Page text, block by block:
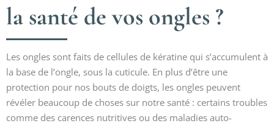
la santé de vos ongles ?
Les ongles sont faits de cellules de kératine qui s’accumulent à
la base de l’ongle, sous la cuticule. En plus d’être une
protection pour nos bouts de doigts, les ongles peuvent
révéler beaucoup de choses sur notre santé : certains troubles
comme des carences nutritives ou des maladies auto-